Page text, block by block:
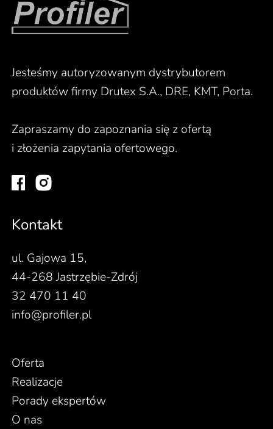
Jesteśmy autoryzowanym dystrybutorem
produktów firmy Drutex S.A., DRE, KMT, Porta.
Zapraszamy do zapoznania się z ofertą
i złożenia zapytania ofertowego.
Kontakt
ul. Gajowa 15,
44-268 Jastrzębie-Zdrój
32 470 11 40
info@profiler.pl
Oferta
Realizacje
Porady ekspertów
O nas